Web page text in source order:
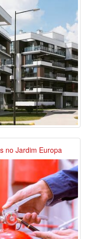
no Jardim Europa